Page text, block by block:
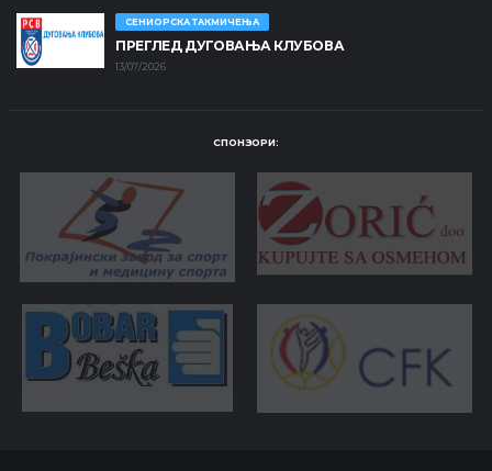
СЕНИОРСКА ТАКМИЧЕЊА
ПРЕГЛЕД ДУГОВАЊА КЛУБОВА
13/07/2026
СПОНЗОРИ: